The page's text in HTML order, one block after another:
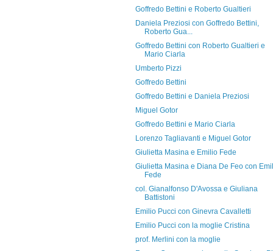
Goffredo Bettini e Roberto Gualtieri
Daniela Preziosi con Goffredo Bettini,
Roberto Gua...
Goffredo Bettini con Roberto Gualtieri e
Mario Ciarla
Umberto Pizzi
Goffredo Bettini
Goffredo Bettini e Daniela Preziosi
Miguel Gotor
Goffredo Bettini e Mario Ciarla
Lorenzo Tagliavanti e Miguel Gotor
Giulietta Masina e Emilio Fede
Giulietta Masina e Diana De Feo con
Fede
col. Gianalfonso D'Avossa e Giuliana
Battistoni
Emilio Pucci con Ginevra Cavalletti
Emilio Pucci con la moglie Cristina
prof. Merlini con la moglie